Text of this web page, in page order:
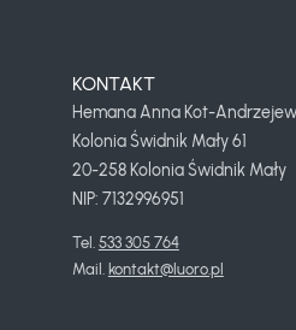
KONTAKT
Hemana Anna Kot-
Kolonia Świdnik Mały 61
20-258 Kolonia Świdnik Mały
NIP: 7132996951
Tel. 533 305 764
Mail. kontakt@luoro.pl